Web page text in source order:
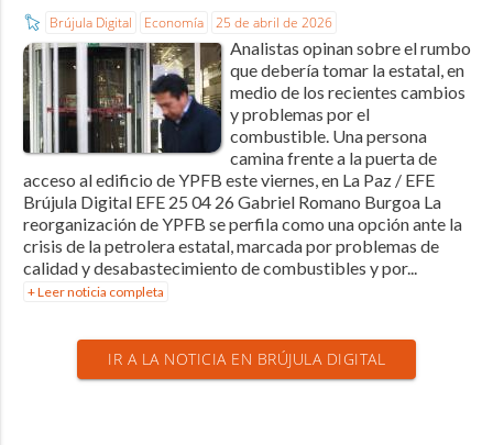
Brújula Digital Economía 25 de abril de 2026
Analistas opinan sobre el rumbo
que debería tomar la estatal, en
medio de los recientes cambios
y problemas por el
combustible. Una persona
camina frente a la puerta de
acceso al edificio de YPFB este viernes, en La Paz / EFE
Brújula Digital EFE 25 04 26 Gabriel Romano Burgoa La
reorganización de YPFB se perfila como una opción ante la
crisis de la petrolera estatal, marcada por problemas de
calidad y desabastecimiento de combustibles y por...
+ Leer noticia completa
IR A LA NOTICIA EN BRÚJULA DIGITAL